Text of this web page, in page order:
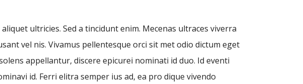
ultricies. Sed a tincidunt enim. Mecenas ultraces viverra
vel nis. Vivamus pellentesque orci sit met odio dictum eget
appellantur, discere epicurei nominati id duo. Id eventi
id. Ferri elitra semper ius ad, ea pro dique vivendo